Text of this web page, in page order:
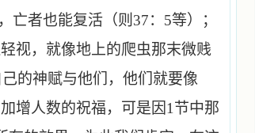
亡者也能复活（则 37： 5等）；
视，就像地上的爬虫那末微贱
的神赋与他们，他们就要像
增人数的祝福，可是因 1 节中那